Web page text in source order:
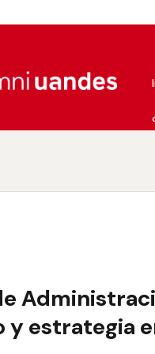
y estrategia